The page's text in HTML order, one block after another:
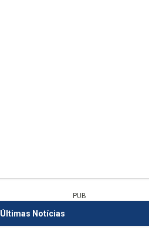
PUB
Últimas Notícias